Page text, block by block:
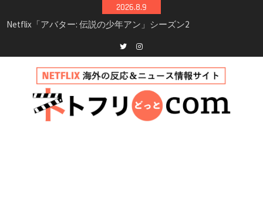
to
2026.8.9
Netflix映画「ボイスメールで恋をして」キャス
イッチ主演ロマコメ
新決定！2027年撮影開始へ
兄弟大騒動のコメディ映画「リトル・ブラザ
ー」がNetflixで配信！─キャスト・あらすじ・
見どころまとめ
Twitterinstagram